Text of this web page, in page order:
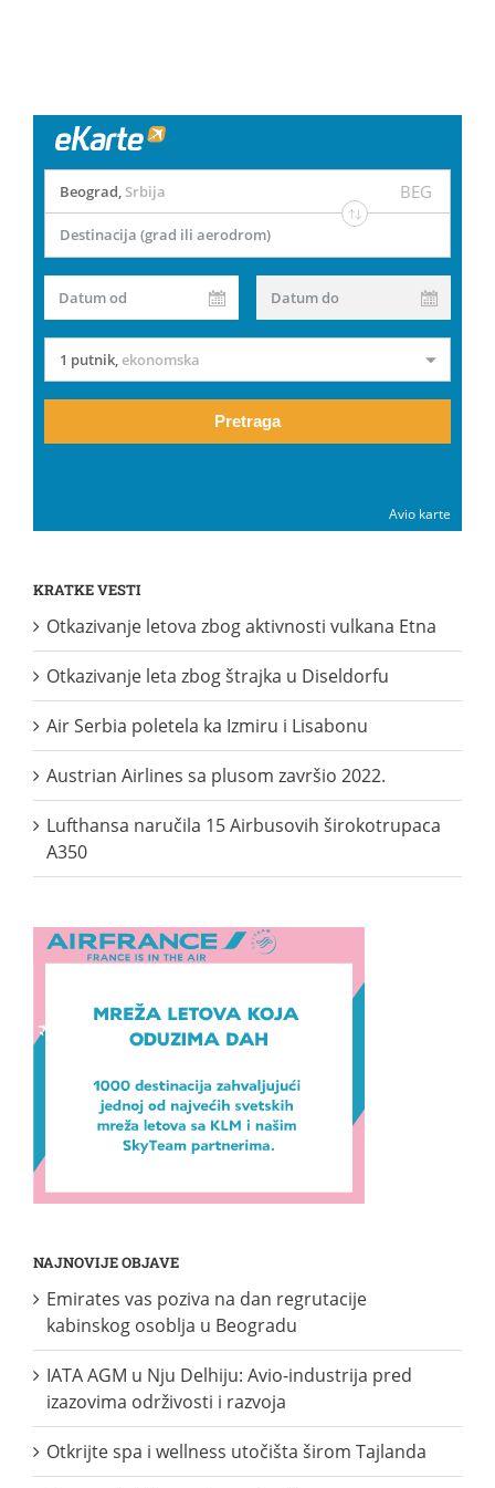
Beograd, Srbija BEG
Destinacija (grad ili aerodrom)
Datum od Datum do
1 putnik,ekonomska
Pretraga
Avio karte
KRATKE VESTI
Otkazivanje letova zbog aktivnosti vulkana Etna
Otkazivanje leta zbog štrajka u Diseldorfu
Air Serbia poletela ka Izmiru i Lisabonu
Austrian Airlines sa plusom završio 2022.
Lufthansa naručila 15 Airbusovih širokotrupaca
A350
NAJNOVIJE OBJAVE
Emirates vas poziva na dan regrutacije
kabinskog osoblja u Beogradu
IATA AGM u Nju Delhiju: Avio-industrija pred
izazovima održivosti i razvoja
Otkrijte spa i wellness utočišta širom Tajlanda